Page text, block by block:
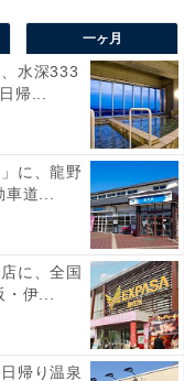
一ヶ月
水深333
帰...
に、龍野
車道...
に、全国
・伊...
帰り温泉